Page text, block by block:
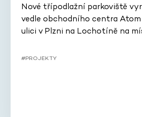
Nové třípodlažní parkoviště
vedle obchodního centra Atom
ulici v Plzni na Lochotíně na
#PROJEKTY